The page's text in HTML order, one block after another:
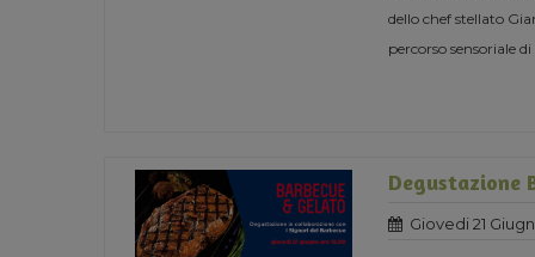
dello chef stellato
percorso sensoriale
Degustazione
Giovedi 21